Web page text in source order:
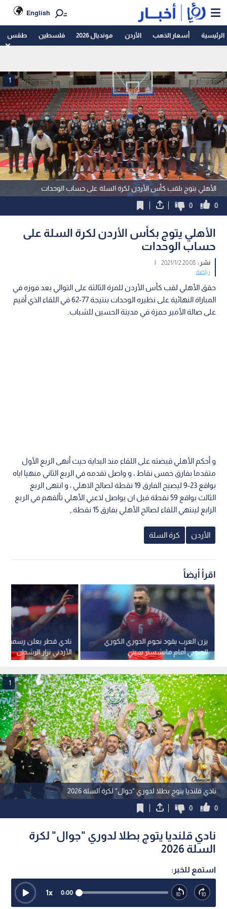
English
الرئيسية أسعار الذهب الأردن مونديال 2026 فلسطين طقس
الأهلي يتوج بلقب كأس الأردن لكرة السلة على حساب الوحدات
1
0
0
الأهلي يتوج بكأس الأردن لكرة السلة على
حساب الوحدات
نشر :20:08 2021/1/2
|
رياضة
حقق الأهلي لقب كأس الأردن للمرة الثالثة على التوالي بعد فوزه في
المباراة النهائية على نظيره الوحدات بنتيجة 77-62 في اللقاء الذي أقيم
على صالة الأمير حمزة في مدينة الحسين للشباب.
و أحكم الأهلي قبضته على اللقاء منذ البداية حيث أنهى الربع الأول
متقدما بفارق خمس نقاط ، و واصل تقدمه في الربع الثاني منهيا اياه
بواقع 23-9 ليصبح الفارق 19 نقطة لصالح الاهلي ، و انتهى الربع
الثالث بواقع 59 نقطة قبل ان يواصل لاعبي الأهلي تألقهم في الربع
الرابع لينتهي اللقاء لصالح الأهلي بفارق 15 نقطة.,
الأردن كرة السلة
اقرأ أيضاً
نادي قطر يعلن رسميا
الأردني نزار الرشدان
يزن العرب يقود نجوم الدوري الكوري
الجنوبي أمام مانشستر سيتي
نادي قلنديا يتوج بطلا لدوري "جوال" لكرة السلة 2026
1
0
0
نادي قلنديا يتوج بطلا لدوري "جوال" لكرة
السلة 2026
استمع للخبر:
0:00
1x